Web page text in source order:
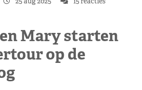
Mary starten
op de